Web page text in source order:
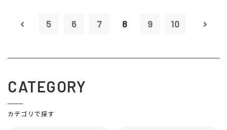
5 6 7 8 9 10
CATEGORY
カテゴリで探す